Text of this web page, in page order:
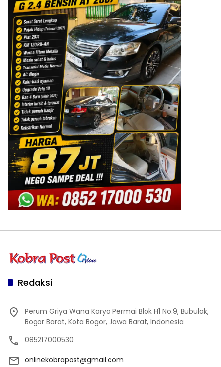
Redaksi
Perum Griya Wana Karya Permai Blok H1 No.9, Bubulak,
Bogor Barat, Kota Bogor, Jawa Barat, Indonesia
085217000530
onlinekobrapost@gmail.com